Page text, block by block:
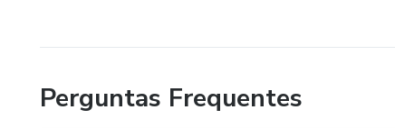
Perguntas Frequentes